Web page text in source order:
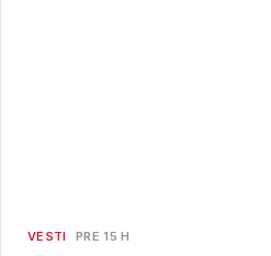
VESTI PRE 15 H